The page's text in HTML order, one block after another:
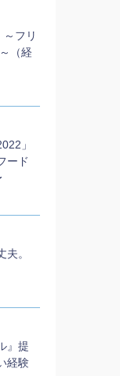
～フリ
（経
」
ード
。
』提
経験